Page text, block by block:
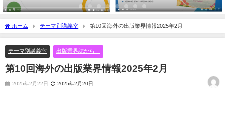
ホーム テーマ別講義室 第10回海外の出版業界情報2025年2月
テーマ別講義室 出版業界誌から
第10回海外の出版業界情報2025年2月
2025年2月22日 2025年2月20日